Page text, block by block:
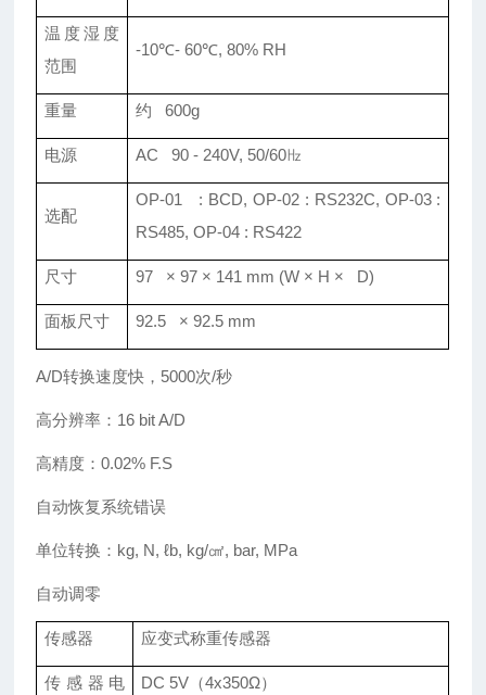
温度湿度
范围
-10℃- 60℃, 80% RH
重量 约 600g
电源 AC 90 - 240V, 50/60㎐
选配
OP-01 : BCD, OP-02 : RS232C, OP-03 :
RS485, OP-04 : RS422
尺寸 97 × 97 × 141 mm (W × H × D)
面板尺寸 92.5 × 92.5 mm
A/D转换速度快，5000次/秒
高分辨率：16 bit A/D
高精度：0.02% F.S
自动恢复系统错误
单位转换：kg, N, ℓb, kg/㎠, bar, MPa
自动调零
传感器 应变式称重传感器
传感器电 DC 5V（4x350Ω）